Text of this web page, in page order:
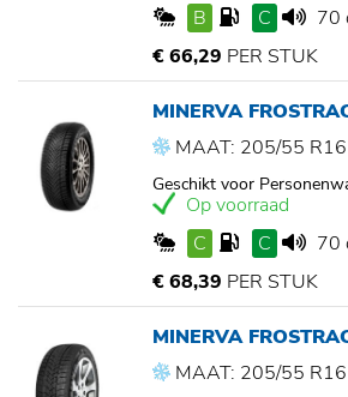
B
C
70
€ 66,29 PER STUK
MINERVA
MAAT: 205/55 R16
Geschikt voor
Op voorraad
C
C
70
€ 68,39 PER STUK
MINERVA
MAAT: 205/55 R16